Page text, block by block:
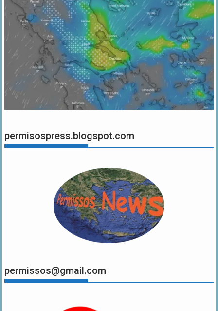
permisospress.blogspot.com
permissos@gmail.com